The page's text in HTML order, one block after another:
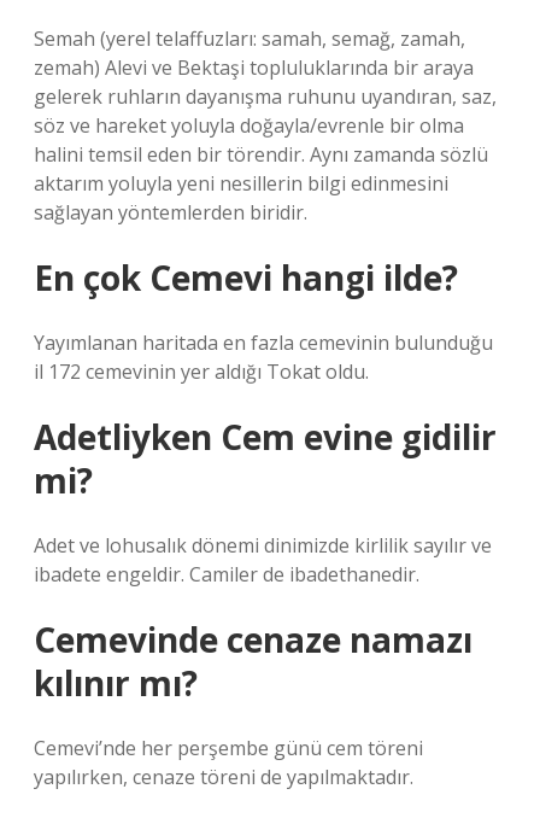
Semah (yerel telaffuzları: samah, semağ, zamah,
zemah) Alevi ve Bektaşi topluluklarında bir araya
gelerek ruhların dayanışma ruhunu uyandıran, saz,
söz ve hareket yoluyla doğayla/evrenle bir olma
halini temsil eden bir törendir. Aynı zamanda sözlü
aktarım yoluyla yeni nesillerin bilgi edinmesini
sağlayan yöntemlerden biridir.
En çok Cemevi hangi ilde?
Yayımlanan haritada en fazla cemevinin bulunduğu
il 172 cemevinin yer aldığı Tokat oldu.
Adetliyken Cem evine gidilir
mi?
Adet ve lohusalık dönemi dinimizde kirlilik sayılır ve
ibadete engeldir. Camiler de ibadethanedir.
Cemevinde cenaze namazı
kılınır mı?
Cemevi’nde her perşembe günü cem töreni
yapılırken, cenaze töreni de yapılmaktadır.